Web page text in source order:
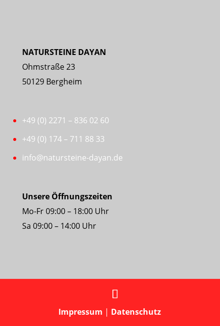
NATURSTEINE DAYAN
Ohmstraße 23
50129 Bergheim
+49 (0) 2271 – 836 02 60
+49 (0) 174 – 711 88 33
info@natursteine-dayan.de
Unsere Öffnungszeiten
Mo-Fr 09:00 – 18:00 Uhr
Sa 09:00 – 14:00 Uhr
Impressum | Datenschutz